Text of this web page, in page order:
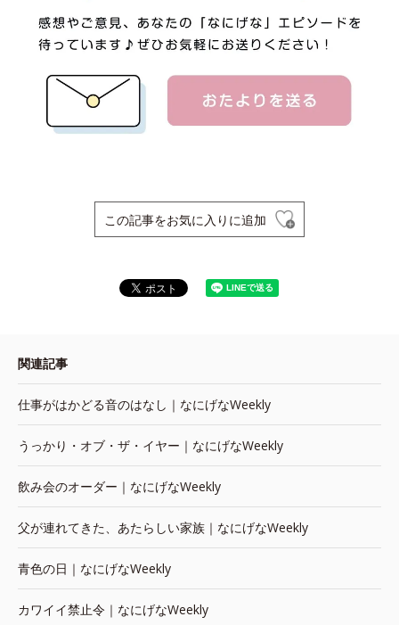
この記事をお気に入りに追加
関連記事
仕事がはかどる音のはなし｜なにげなWeekly
うっかり・オブ・ザ・イヤー｜なにげなWeekly
飲み会のオーダー｜なにげなWeekly
父が連れてきた、あたらしい家族｜なにげなWeekly
青色の日｜なにげなWeekly
カワイイ禁止令｜なにげなWeekly